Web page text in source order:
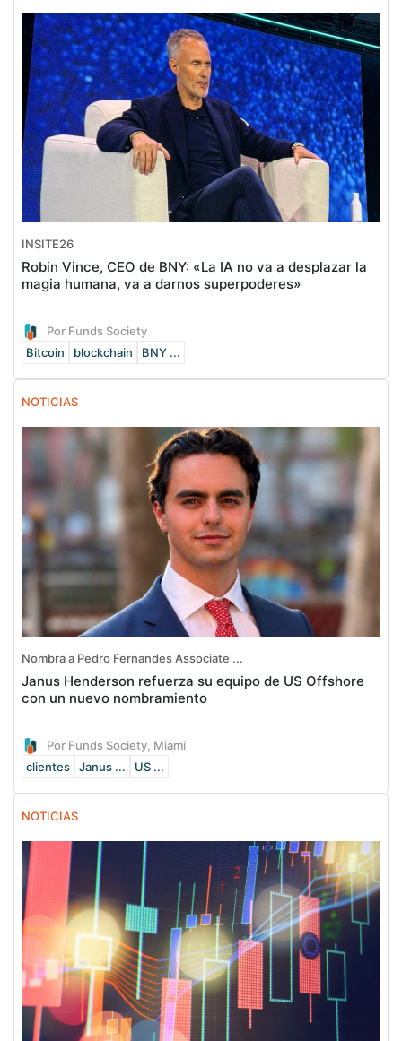
INSITE26
Robin Vince, CEO de BNY: «La IA no va a desplazar la
magia humana, va a darnos superpoderes»
Por Funds Society
Bitcoin
blockchain BNY ...
NOTICIAS
Nombra a Pedro Fernandes Associate ...
Janus Henderson refuerza su equipo de US Offshore
con un nuevo nombramiento
Por Funds Society, Miami
clientes
Janus ... US ...
NOTICIAS